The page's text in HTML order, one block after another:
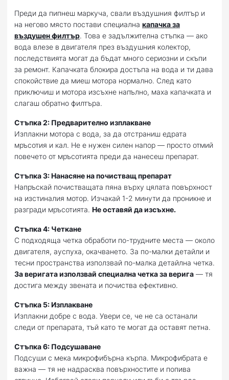
Преди да пипнеш маркуча, свали въздушния филтър и
на негово място постави специална капачка за
въздушен филтър. Това е задължителна стъпка — ако
вода влезе в двигателя през въздушния колектор,
последствията могат да бъдат много сериозни и скъпи
за ремонт. Капачката блокира достъпа на вода и ти дава
спокойствие да миеш мотора нормално. След като
приключиш и мотора изсъхне напълно, маха капачката и
слагаш обратно филтъра.
Стъпка 2: Предварително изплакване
Изплакни мотора с вода, за да отстраниш едрата
мръсотия и кал. Не е нужен силен напор — просто отмий
повечето от мръсотията преди да нанесеш препарат.
Стъпка 3: Нанасяне на почистващ препарат
Напръскай почистващата пяна върху цялата повърхност
на изстиналия мотор. Изчакай 1-2 минути да проникне и
разгради мръсотията. Не оставяй да изсъхне.
Стъпка 4: Четкане
С подходяща четка обработи по-трудните места — около
двигателя, ауспуха, окачването. За по-малки детайли и
тесни пространства използвай по-малка детайлна четка.
За веригата използвай специална четка за верига — тя
достига между звената и почиства ефективно.
Стъпка 5: Изплакване
Изплакни добре с вода. Увери се, че не са останали
следи от препарата, тъй като те могат да оставят петна.
Стъпка 6: Подсушаване
Подсуши с мека микрофибърна кърпа. Микрофибрата е
важна — тя не надрасква повърхностите и попива